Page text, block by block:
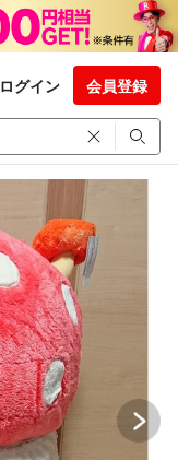
ログイン 会員登録